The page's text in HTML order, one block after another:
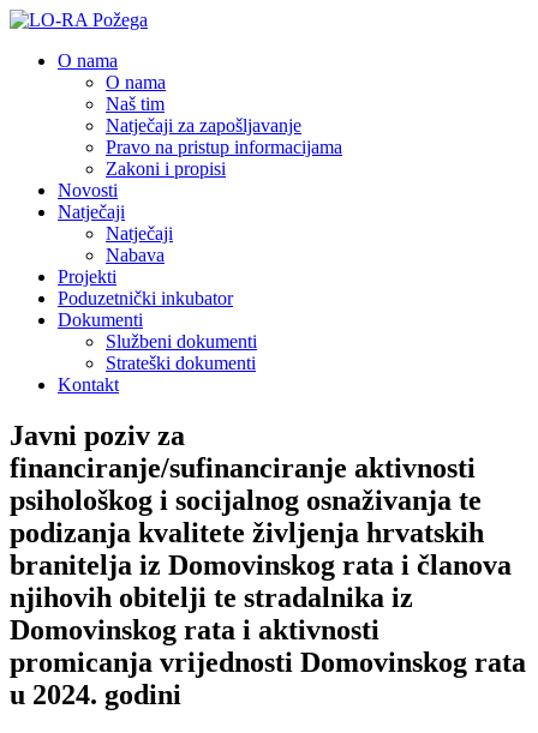
O nama
O nama
Naš tim
Natječaji za zapošljavanje
Pravo na pristup informacijama
Zakoni i propisi
Novosti
Natječaji
Natječaji
Nabava
Projekti
Poduzetnički inkubator
Dokumenti
Službeni dokumenti
Strateški dokumenti
Kontakt
Javni poziv za
financiranje/sufinanciranje aktivnosti
psihološkog i socijalnog osnaživanja te
podizanja kvalitete življenja hrvatskih
branitelja iz Domovinskog rata i članova
njihovih obitelji te stradalnika iz
Domovinskog rata i aktivnosti
promicanja vrijednosti Domovinskog rata
u 2024. godini